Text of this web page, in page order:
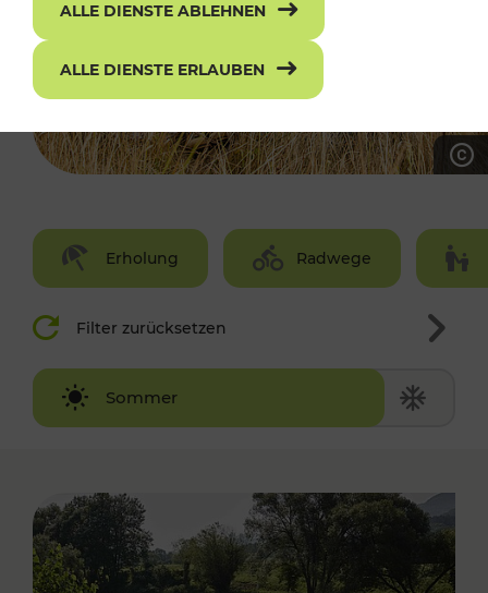
Erholung Radwege
Filter zurücksetzen
Sommer
Winter
ALLE DIENSTE ABLEHNEN
ALLE DIENSTE ERLAUBEN